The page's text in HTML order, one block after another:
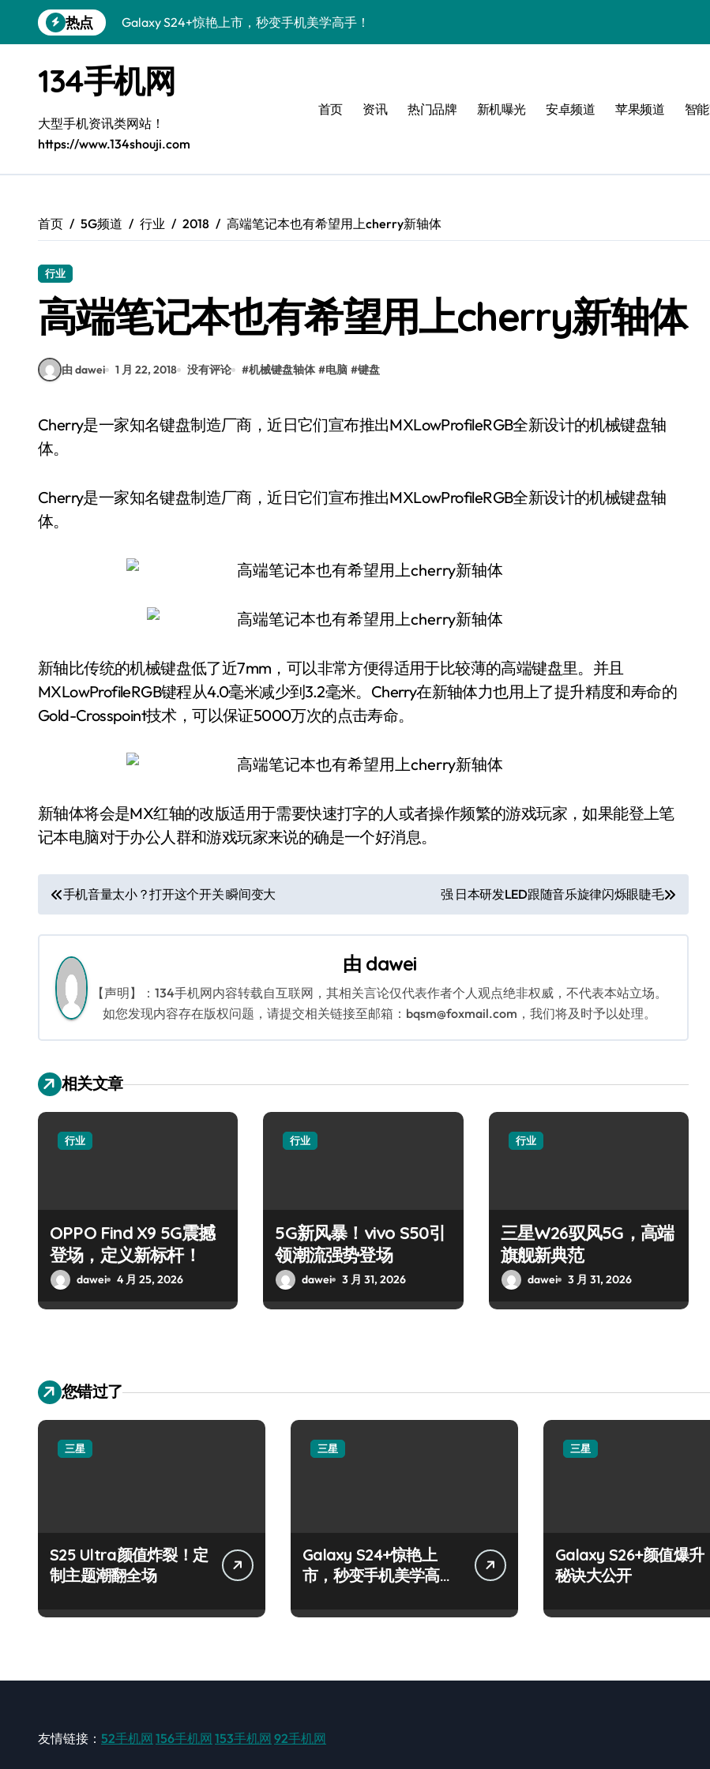
到
热点
Galaxy S24+惊艳上市，秒变手机美学高手！
Galaxy A56 5G登场，时尚旗舰新体验！
三星S26个性美颜全攻略，一键搞定！
S25美化秘籍：个性定制，炫酷随心！
Galaxy C55 5G焕新秘籍：定制潮流玩出圈
Galaxy Z Flip6：折叠时尚，尽享炫美新体验
S25 Ultra颜值炸裂！定制主题潮翻全场
134手机网
大型手机资讯类网站！
https://www.134shouji.com
首页 资讯 热门品牌 新机曝光 安卓频道 苹果频道 智
首页 5G频道 行业 2018 高端笔记本也有希望用上cherry新轴体
行业
高端笔记本也有希望用上cherry新轴体
由 dawei 1 月 22, 2018 没有评论 #机械键盘轴体 #电脑 #键盘
Cherry是一家知名键盘制造厂商，近日它们宣布推出MXLowProfileRGB全新设计的机械键盘轴
体。
Cherry是一家知名键盘制造厂商，近日它们宣布推出MXLowProfileRGB全新设计的机械键盘轴
体。
新轴比传统的机械键盘低了近7mm，可以非常方便得适用于比较薄的高端键盘里。并且
MXLowProfileRGB键程从4.0毫米减少到3.2毫米。Cherry在新轴体力也用上了提升精度和寿命的
Gold-Crosspoint技术，可以保证5000万次的点击寿命。
新轴体将会是MX红轴的改版适用于需要快速打字的人或者操作频繁的游戏玩家，如果能登上笔
记本电脑对于办公人群和游戏玩家来说的确是一个好消息。
文
章
导
航
手机音量太小？打开这个开关 瞬间变大 强 日本研发LED跟随音乐旋律闪烁眼睫毛
由 dawei
【声明】：134手机网内容转载自互联网，其相关言论仅代表作者个人观点绝非权威，不代表本站立场。
如您发现内容存在版权问题，请提交相关链接至邮箱：bqsm@foxmail.com，我们将及时予以处理。
相关文章
行业
OPPO Find X9 5G震撼
登场，定义新标杆！
dawei 4 月 25, 2026
行业
5G新风暴！vivo S50引
领潮流强势登场
dawei 3 月 31, 2026
行业
三星W26驭风5G，高端
旗舰新典范
dawei 3 月 31, 2026
您错过了
三星
S25 Ultra颜值炸裂！定
制主题潮翻全场
三星
Galaxy S24+惊艳上
市，秒变手机美学高
三星
Galaxy S26+颜值爆升
秘诀大公开
友情链接： 52手机网 156手机网 153手机网 92手机网